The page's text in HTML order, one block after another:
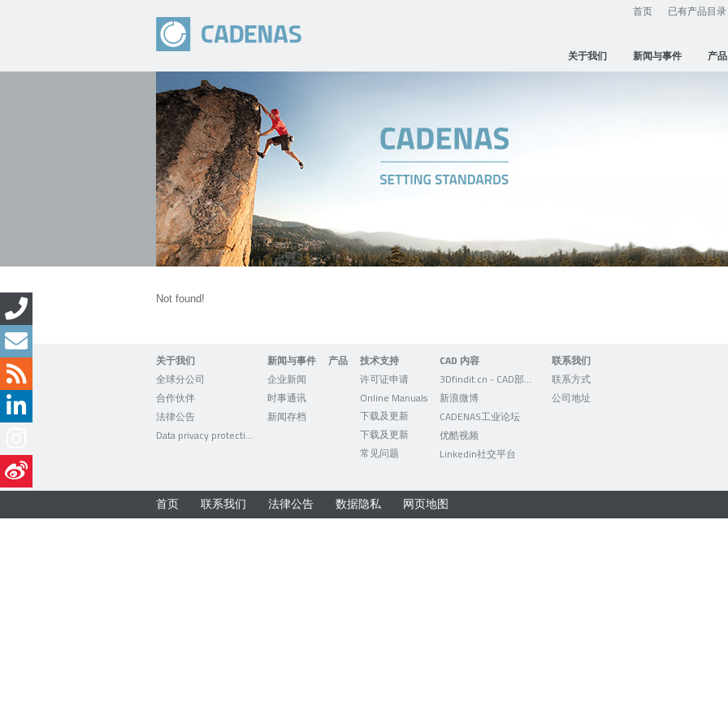
首页 已有产品目录
关于我们 新闻与事件 产品
Not found!
关于我们
全球分公司
合作伙伴
法律公告
新闻与事件
企业新闻
时事通讯
新闻存档
产品 技术支持
许可证申请
Online Manuals
下载及更新
下载及更新
常见问题
CAD 内容
新浪微博
CADENAS工业论坛
优酷视频
Linkedin社交平台
联系我们
联系方式
公司地址
首页 联系我们 法律公告 数据隐私 网页地图